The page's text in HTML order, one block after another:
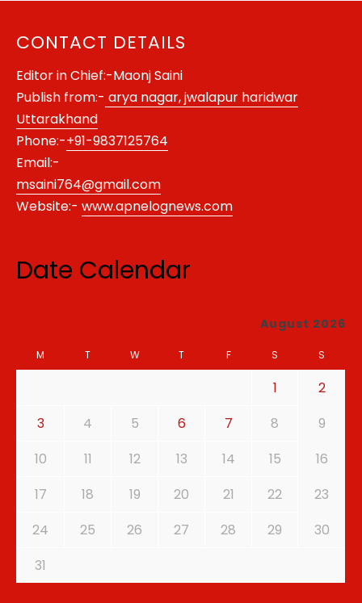
CONTACT DETAILS
Editor in Chief:-Maonj Saini
Publish from:- arya nagar, jwalapur haridwar
Uttarakhand
Phone:-+91-9837125764
Email:-
msaini764@gmail.com
Website:- www.apnelognews.com
Date Calendar
August 2026
M T W T F S S
1
2
3
4 5 6 7 8
9
10
11 12 13 14 15
16
17
18 19 20 21 22
23
24
25 26 27 28 29
30
31